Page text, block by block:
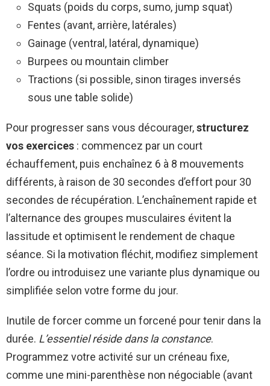
Squats (poids du corps, sumo, jump squat)
Fentes (avant, arrière, latérales)
Gainage (ventral, latéral, dynamique)
Burpees ou mountain climber
Tractions (si possible, sinon tirages inversés
sous une table solide)
Pour progresser sans vous décourager,structurez
vos exercices : commencez par un court
échauffement, puis enchaînez 6 à 8 mouvements
différents, à raison de 30 secondes d’effort pour 30
secondes de récupération. L’enchaînement rapide et
l’alternance des groupes musculaires évitent la
lassitude et optimisent le rendement de chaque
séance. Si la motivation fléchit, modifiez simplement
l’ordre ou introduisez une variante plus dynamique ou
simplifiée selon votre forme du jour.
Inutile de forcer comme un forcené pour tenir dans la
durée. L’essentiel réside dans la constance.
Programmez votre activité sur un créneau fixe,
comme une mini-parenthèse non négociable (avant